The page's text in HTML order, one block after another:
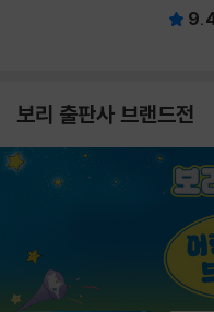
역
보리 출판사 브랜드전